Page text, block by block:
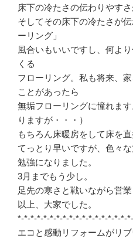
床下の冷たさの伝わりやす
そしてその床下の冷たさが
ーリング」
風合いもいいですし、何よ
くる
フローリング。私も将来、
ことがあったら
無垢フローリングに憧れま
りますが・・・）
もちろん床暖房をして床を
てっとり早いですが、色々
勉強になりました。
3月までもう少し。
足先の寒さと戦いながら営業
以上、大家でした。
*-*-*-*-*-*-*-*-*-*-*-*-*-*-*-*-*-
エコと感動リフォームがリ